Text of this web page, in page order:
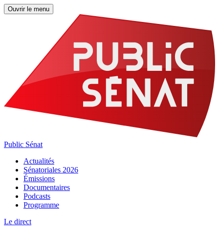
Ouvrir le menu
Public Sénat
Actualités
Sénatoriales 2026
Émissions
Documentaires
Podcasts
Programme
Le direct